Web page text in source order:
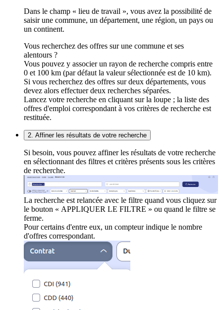
Dans le champ « lieu de travail », vous avez la possibilité de
saisir une commune, un département, une région, un pays ou
un continent.
Vous recherchez des offres sur une commune et ses
alentours ?
Vous pouvez y associer un rayon de recherche compris entre
0 et 100 km (par défaut la valeur sélectionnée est de 10 km).
Si vous recherchez des offres sur deux départements, vous
devez alors effectuer deux recherches séparées.
Lancez votre recherche en cliquant sur la loupe ; la liste des
offres d'emploi correspondant à vos critères de recherche est
restituée.
2. Affiner les résultats de votre recherche
Si besoin, vous pouvez affiner les résultats de votre recherche
en sélectionnant des filtres et critères présents sous les critères
de recherche.
La recherche est relancée avec le filtre quand vous cliquez sur
le bouton « APPLIQUER LE FILTRE » ou quand le filtre se
ferme.
Pour certains d'entre eux, un compteur indique le nombre
d'offres correspondant.